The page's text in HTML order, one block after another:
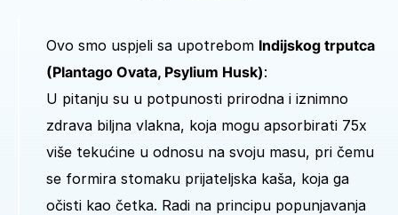
Ovo smo uspjeli sa upotrebom Indijskog trputca
(Plantago Ovata, Psylium Husk):
U pitanju su u potpunosti prirodna i iznimno
zdrava biljna vlakna, koja mogu apsorbirati 75x
više tekućine u odnosu na svoju masu, pri čemu
se formira stomaku prijateljska kaša, koja ga
očisti kao četka. Radi na principu popunjavanja